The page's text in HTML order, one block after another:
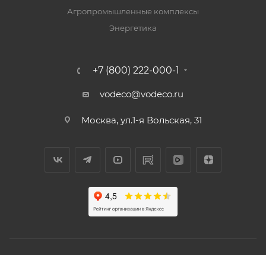
Агропромышленные комплексы
Энергетика
+7 (800) 222-000-1
vodeco@vodeco.ru
Москва, ул.1-я Вольская, 31